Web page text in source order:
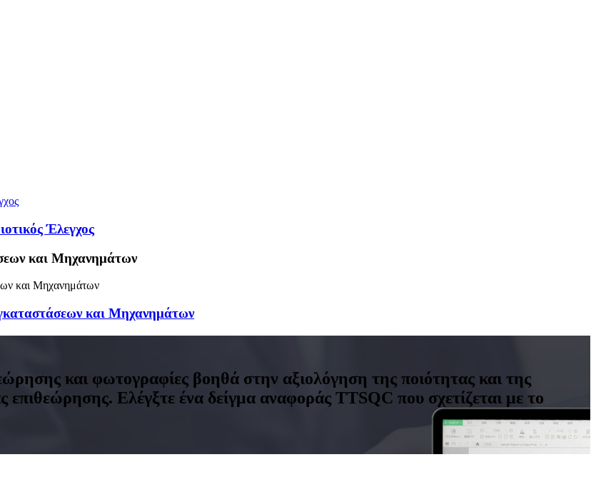
Έλεγχος
και Μηχανημάτων
και Μηχανημάτων
και φωτογραφίες βοηθά στην αξιολόγηση της ποιότητας και της
Ελέγξτε ένα δείγμα αναφοράς TTSQC που σχετίζεται με το